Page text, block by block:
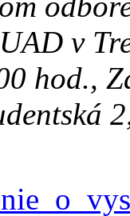
v
hod.,